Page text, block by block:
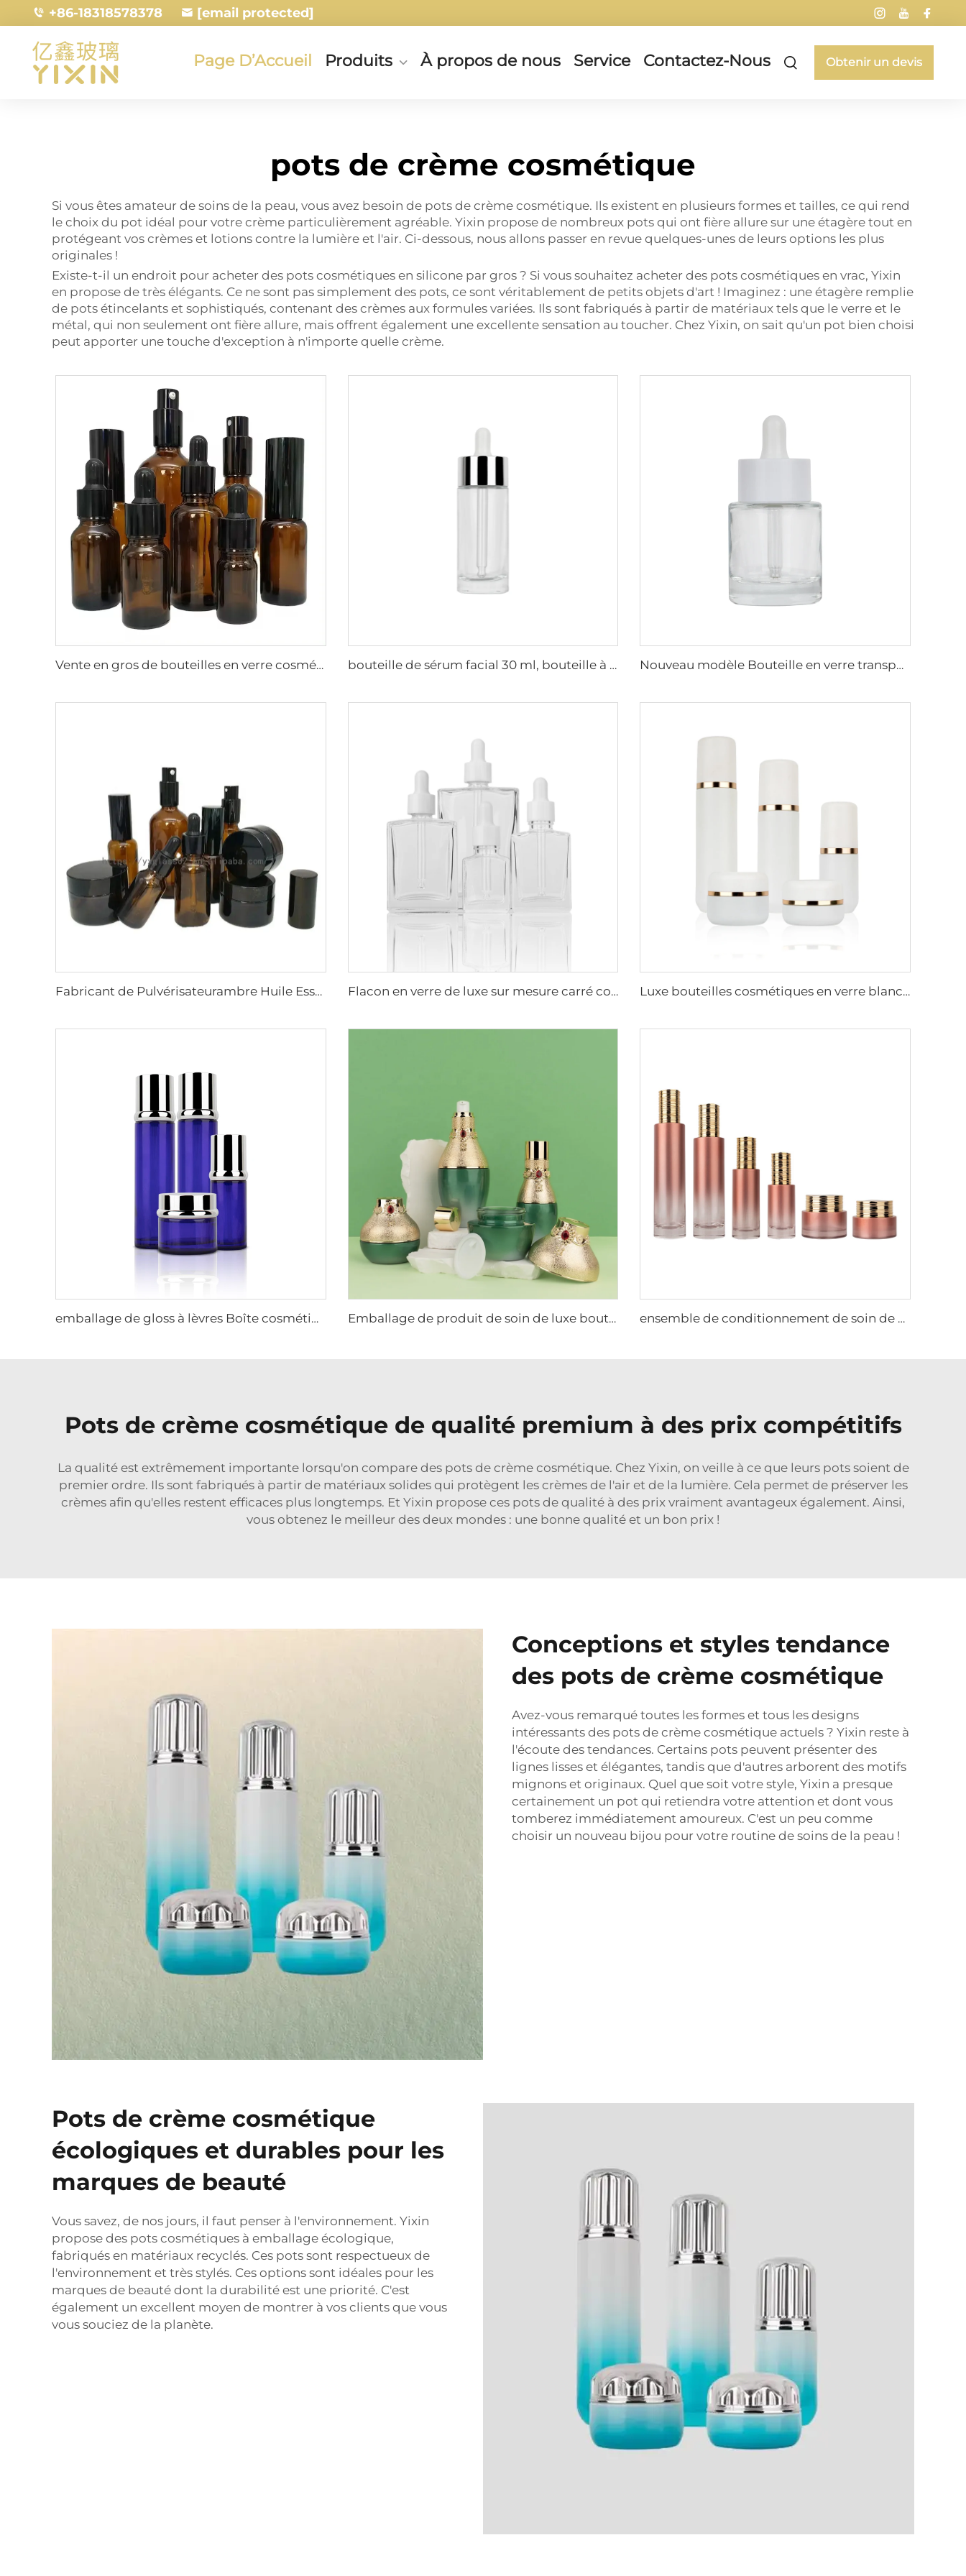
+86-18318578378 [email protected]
Page D’Accueil Produits À propos de nous Service Contactez-Nous Obtenir un devis
pots de crème cosmétique
Si vous êtes amateur de soins de la peau, vous avez besoin de pots de crème cosmétique. Ils existent en plusieurs formes et tailles, ce qui rend
le choix du pot idéal pour votre crème particulièrement agréable. Yixin propose de nombreux pots qui ont fière allure sur une étagère tout en
protégeant vos crèmes et lotions contre la lumière et l'air. Ci-dessous, nous allons passer en revue quelques-unes de leurs options les plus
originales !
Existe-t-il un endroit pour acheter des pots cosmétiques en silicone par gros ? Si vous souhaitez acheter des pots cosmétiques en vrac, Yixin
en propose de très élégants. Ce ne sont pas simplement des pots, ce sont véritablement de petits objets d'art ! Imaginez : une étagère remplie
de pots étincelants et sophistiqués, contenant des crèmes aux formules variées. Ils sont fabriqués à partir de matériaux tels que le verre et le
métal, qui non seulement ont fière allure, mais offrent également une excellente sensation au toucher. Chez Yixin, on sait qu'un pot bien choisi
peut apporter une touche d'exception à n'importe quelle crème.
Vente en gros de bouteilles en verre cosmétiques ambre de 5ml à 200ml pour parfums et huiles essentielles bouteille de sérum facial 30 ml, bouteille à huiles essentielles avec compte-gouttes, bouteille en verre de 30 ml avec compte-gouttes, bouteille en verre avec pipette, flacons cosmétiques Nouveau modèle Bouteille en verre transparente de 30 ml avec compte-gouttes, logo personnalisé, épaisse bouteille cosmétique en verre, corps en plastique pour huiles essentielles
Fabricant de Pulvérisateurambre Huile Essentielle Personnalisé Emballage en Verre pour Cosmétique Soins de la Peau Fournisseur Grossiste Flacon en verre de luxe sur mesure carré cosmétique transparent 15ml 30ml 50ml 100ml visage cheveux sérum huile essentielle Luxe bouteilles cosmétiques en verre blanc mat 30g 50g pot en verre 40ml 100ml 120ml flacon de lotion tonique set d'emballage pour la peau
emballage de gloss à lèvres Boîte cosmétique 50g 40ml 110ml Autres soins de la peau Emballage en verre Écologique Cadeau de Nouvel An et Noël Bouteille en verre Emballage de produit de soin de luxe bouteille en verre design ovale spécial avec couverture d'épaule UV dorée ensemble de conditionnement de soin de 50ml haut de gamme à fond épais rose cylindrique bouteille en verre pompe cosmétique pot de crème pour le visage
Pots de crème cosmétique de qualité premium à des prix compétitifs
La qualité est extrêmement importante lorsqu'on compare des pots de crème cosmétique. Chez Yixin, on veille à ce que leurs pots soient de
premier ordre. Ils sont fabriqués à partir de matériaux solides qui protègent les crèmes de l'air et de la lumière. Cela permet de préserver les
crèmes afin qu'elles restent efficaces plus longtemps. Et Yixin propose ces pots de qualité à des prix vraiment avantageux également. Ainsi,
vous obtenez le meilleur des deux mondes : une bonne qualité et un bon prix !
Conceptions et styles tendance
des pots de crème cosmétique
Avez-vous remarqué toutes les formes et tous les designs
intéressants des pots de crème cosmétique actuels ? Yixin reste à
l'écoute des tendances. Certains pots peuvent présenter des
lignes lisses et élégantes, tandis que d'autres arborent des motifs
mignons et originaux. Quel que soit votre style, Yixin a presque
certainement un pot qui retiendra votre attention et dont vous
tomberez immédiatement amoureux. C'est un peu comme
choisir un nouveau bijou pour votre routine de soins de la peau !
Pots de crème cosmétique
écologiques et durables pour les
marques de beauté
Vous savez, de nos jours, il faut penser à l'environnement. Yixin
propose des pots cosmétiques à emballage écologique,
fabriqués en matériaux recyclés. Ces pots sont respectueux de
l'environnement et très stylés. Ces options sont idéales pour les
marques de beauté dont la durabilité est une priorité. C'est
également un excellent moyen de montrer à vos clients que vous
vous souciez de la planète.